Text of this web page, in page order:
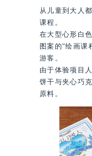
从儿童到大人
课程。
在大型心形白
图案的"绘画课
游客。
由于体验项目
饼干与夹心巧
原料。